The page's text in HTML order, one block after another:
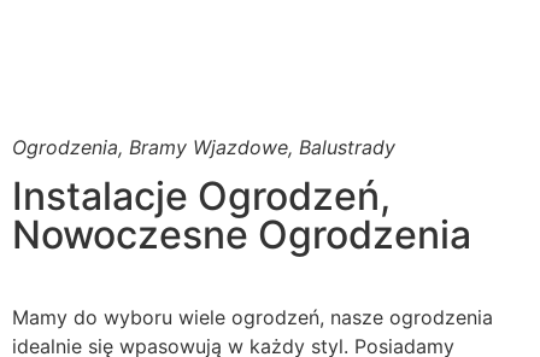
Ogrodzenia, Bramy Wjazdowe, Balustrady
Instalacje Ogrodzeń,
Nowoczesne Ogrodzenia
Mamy do wyboru wiele ogrodzeń, nasze ogrodzenia
idealnie się wpasowują w każdy styl. Posiadamy